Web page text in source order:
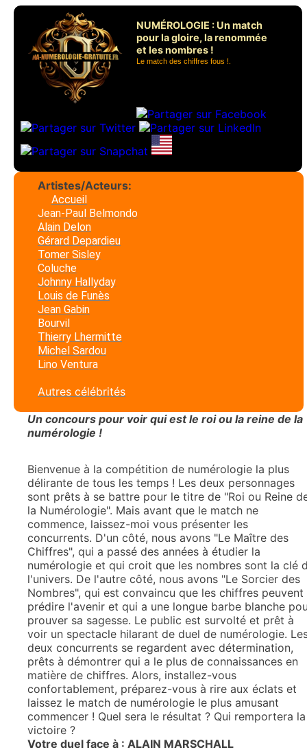
NUMÉROLOGIE : Un match
pour la gloire, la renommée
et les nombres !
Le match des chiffres fous !.
Artistes/Acteurs:
Accueil
Jean-Paul Belmondo
Alain Delon
Gérard Depardieu
Tomer Sisley
Coluche
Johnny Hallyday
Louis de Funès
Jean Gabin
Bourvil
Thierry Lhermitte
Michel Sardou
Lino Ventura
Autres célébrités
Un concours pour voir qui est le roi ou la reine de la
numérologie !
Bienvenue à la compétition de numérologie la plus
délirante de tous les temps ! Les deux personnages
sont prêts à se battre pour le titre de "Roi ou Reine
la Numérologie". Mais avant que le match ne
commence, laissez-moi vous présenter les
concurrents. D'un côté, nous avons "Le Maître des
Chiffres", qui a passé des années à étudier la
numérologie et qui croit que les nombres sont la clé
l'univers. De l'autre côté, nous avons "Le Sorcier des
Nombres", qui est convaincu que les chiffres peuvent
prédire l'avenir et qui a une longue barbe blanche
prouver sa sagesse. Le public est survolté et prêt à
voir un spectacle hilarant de duel de numérologie.
deux concurrents se regardent avec détermination,
prêts à démontrer qui a le plus de connaissances en
matière de chiffres. Alors, installez-vous
confortablement, préparez-vous à rire aux éclats et
laissez le match de numérologie le plus amusant
commencer ! Quel sera le résultat ? Qui remportera la
victoire ?
Votre duel face à : ALAIN MARSCHALL